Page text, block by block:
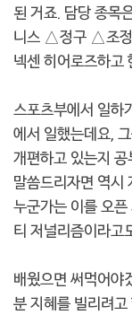
된 거죠. 담당 종
니스 △정구 △조
넥센 히어로즈하고
스포츠부에서 일하
에서 일했는데요,
개편하고 있는지
말씀드리자면 역시
누군가는 이를 오
티 저널리즘이라고
배웠으면 써먹어야
분 지혜를 빌리려